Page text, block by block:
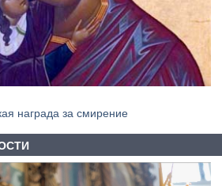
награда за смирение